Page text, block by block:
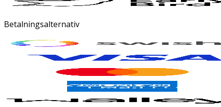
Betalningsalternativ